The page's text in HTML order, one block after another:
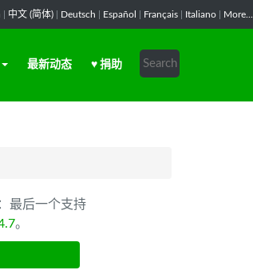
中文 (简体) Deutsch Español Français Italiano More...
最新动态 ♥ 捐助
最后一个支持
。